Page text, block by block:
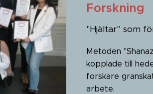
Forskning
"Hjältar" som
Metoden
kopplade till
forskare
arbete.